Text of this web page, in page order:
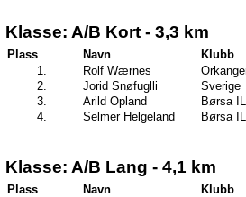
Klasse: A/B Kort - 3,3 km
Plass Navn
Klubb
1.
Rolf Wærnes
2.
Jorid Snøfuglli
Sverige
3.
Arild Opland
Børsa IL
4.
Selmer Helgeland Børsa IL
Klasse: A/B Lang - 4,1 km
Plass Navn
Klubb